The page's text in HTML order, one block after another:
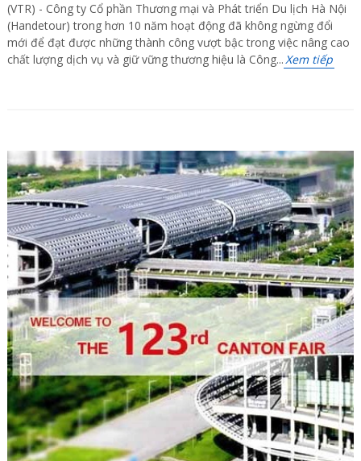
(VTR) - Công ty Cổ phần Thương mại và Phát triển Du lịch Hà Nội
(Handetour) trong hơn 10 năm hoạt động đã không ngừng đổi
mới để đạt được những thành công vượt bậc trong việc nâng cao
chất lượng dịch vụ và giữ vững thương hiệu là Công...Xem tiếp